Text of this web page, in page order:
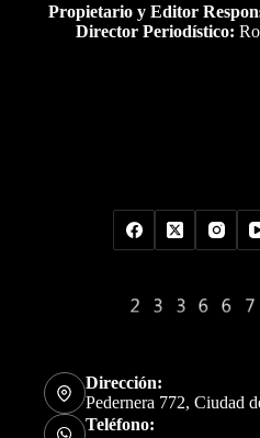
Propietario y Editor
Director Periodístico:
Dirección:
Pedernera 772, Ciudad
Teléfono: